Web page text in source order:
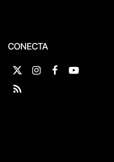
CONECTA
X
(Twitter)
InstagramFacebookYouTube
RSS